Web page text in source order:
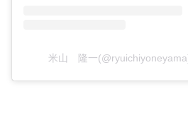
米山 隆一